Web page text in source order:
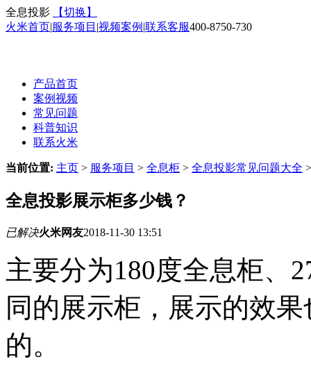
全息投影
【切换】
火米首页|服务项目 |视频案例 |联系客服400-8750-730
产品首页
案例视频
常见问题
科普知识
联系火米
当前位置: 主页 > 服务项目 > 全息柜 > 全息投影常见问题大全
全息投影展示柜多少钱？
已解决火米网友2018-11-30 13:51
主要分为180度全息柜、
同的展示柜，展示的效
的。